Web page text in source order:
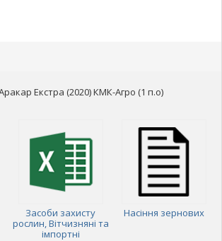
Екстра (2020) КМК-Агро (1 п.о)
Засоби захисту
рослин, Вітчизняні та
імпортні
Насіння зернових